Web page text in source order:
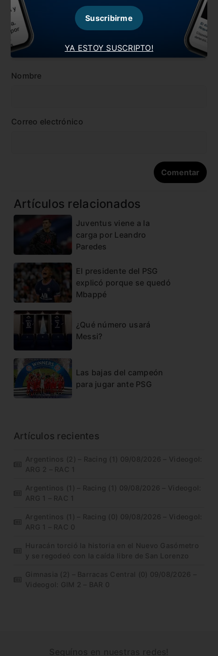
Nombre
Correo electrónico
Artículos relacionados
Juventus viene a la
carga por Leandro
Paredes
El presidente del PSG
explicó porque se quedó
Mbappé
¿Qué número usará
Messi?
Las bajas del campeón
para jugar ante PSG
Artículos recientes
Argentinos (2) – Racing (1) 09/08/2026 – Videogol:
ARG 2 – RAC 1
Argentinos (1) – Racing (1) 09/08/2026 – Videogol:
ARG 1 – RAC 1
Argentinos (1) – Racing (0) 09/08/2026 – Videogol:
ARG 1 – RAC 0
Huracán torció la historia en el Nuevo Gasómetro
y se regodeó con la caída libre de San Lorenzo
Gimnasia (2) – Barracas Central (0) 09/08/2026 –
Videogol: GIM 2 – BAR 0
YA ESTOY SUSCRIPTO!
Suscribirme